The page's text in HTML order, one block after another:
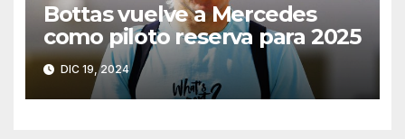
Bottas vuelve a Mercedes
como piloto reserva para 2025
DIC 19, 2024